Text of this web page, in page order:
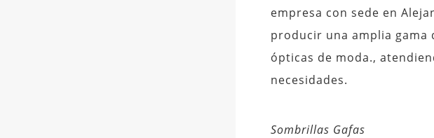
empresa con sede en
producir una amplia gama
ópticas de moda.,
necesidades.
Sombrillas Gafas